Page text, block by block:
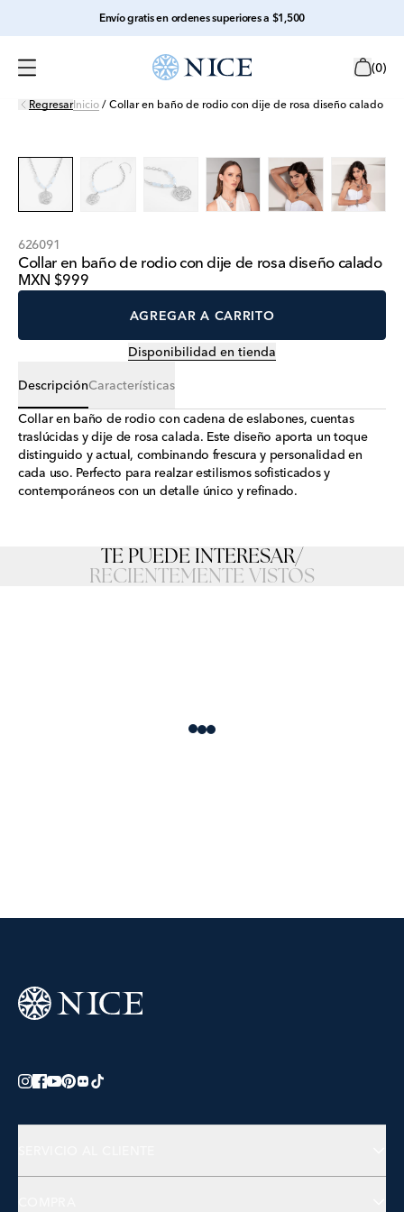
Envío gratis en ordenes superiores a $1,500
(0)
RegresarInicio / Collar en baño de rodio con dije de rosa diseño calado
626091
Collar en baño de rodio con dije de rosa diseño calado
MXN $999
AGREGAR A CARRITO
Disponibilidad en tienda
DescripciónCaracterísticas
Collar en baño de rodio con cadena de eslabones, cuentas
traslúcidas y dije de rosa calada. Este diseño aporta un toque
distinguido y actual, combinando frescura y personalidad en
cada uso. Perfecto para realzar estilismos sofisticados y
contemporáneos con un detalle único y refinado.
TE PUEDE INTERESAR/
RECIENTEMENTE VISTOS
Loading